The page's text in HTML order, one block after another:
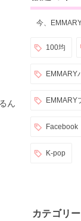
ん
今、
100均
EMMARY
EMMARY
Facebook
K-pop
カテゴリー